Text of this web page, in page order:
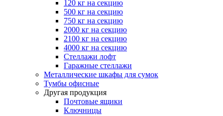
120 кг на секцию
500 кг на секцию
750 кг на секцию
2000 кг на секцию
2100 кг на секцию
4000 кг на секцию
Стеллажи лофт
Гаражные стеллажи
Металлические шкафы для сумок
Тумбы офисные
Другая продукция
Почтовые ящики
Ключницы